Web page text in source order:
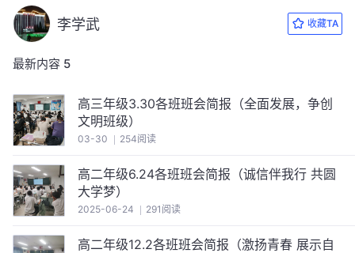
李学武 收藏TA
最新内容 5
高三年级3.30各班班会简报（全面发展，争创
文明班级）
03-30 254阅读
高二年级6.24各班班会简报（诚信伴我行 共圆
大学梦）
2025-06-24 291阅读
高二年级12.2各班班会简报（激扬青春 展示自